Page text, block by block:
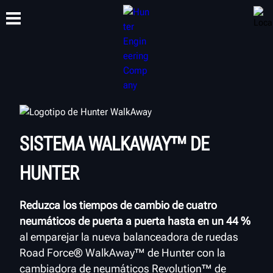
CAPACITACIÓN
SISTEMA WALKAWAY™ DE
HUNTER
Reduzca los tiempos de cambio de cuatro
neumáticos de puerta a puerta hasta en un 44%
al emparejar la nueva balanceadora de ruedas
Road Force® WalkAway™ de Hunter con la
cambiadora de neumáticos Revolution™ de